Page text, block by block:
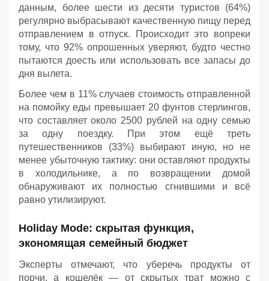
данным, более шести из десяти туристов (64%)
регулярно выбрасывают качественную пищу перед
отправлением в отпуск. Происходит это вопреки
тому, что 92% опрошенных уверяют, будто честно
пытаются доесть или использовать все запасы до
дня вылета.
Более чем в 11% случаев стоимость отправленной
на помойку еды превышает 20 фунтов стерлингов,
что составляет около 2500 рублей на одну семью
за одну поездку. При этом ещё треть
путешественников (33%) выбирают иную, но не
менее убыточную тактику: они оставляют продукты
в холодильнике, а по возвращении домой
обнаруживают их полностью сгнившими и всё
равно утилизируют.
Holiday Mode: скрытая функция,
экономящая семейный бюджет
Эксперты отмечают, что уберечь продукты от
порчи, а кошелёк — от скрытых трат можно с